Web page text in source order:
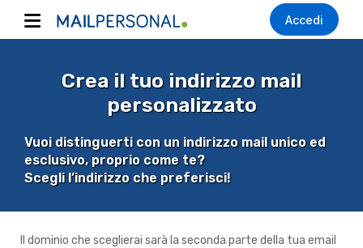
Accedi
Crea il tuo indirizzo mail
personalizzato
Vuoi distinguerti con un indirizzo mail unico ed
esclusivo, proprio come te?
Scegli l’indirizzo che preferisci!
Il dominio che sceglierai sarà la seconda parte della tua email